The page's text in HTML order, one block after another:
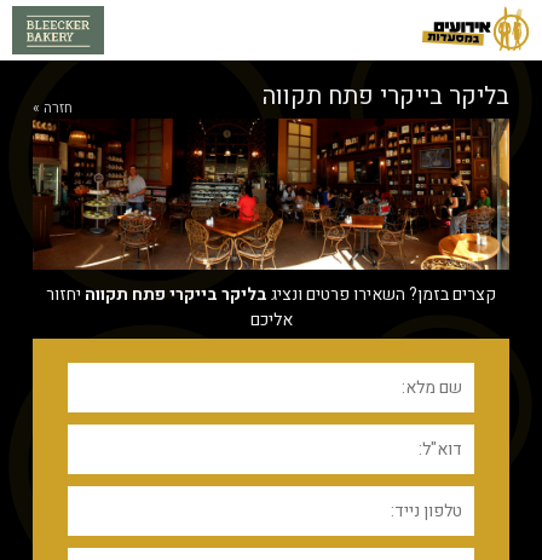
חזרה » בליקר בייקרי פתח תקווה
קצרים בזמן? השאירו פרטים ונציגבליקר בייקרי פתח תקווה יחזור
אליכם